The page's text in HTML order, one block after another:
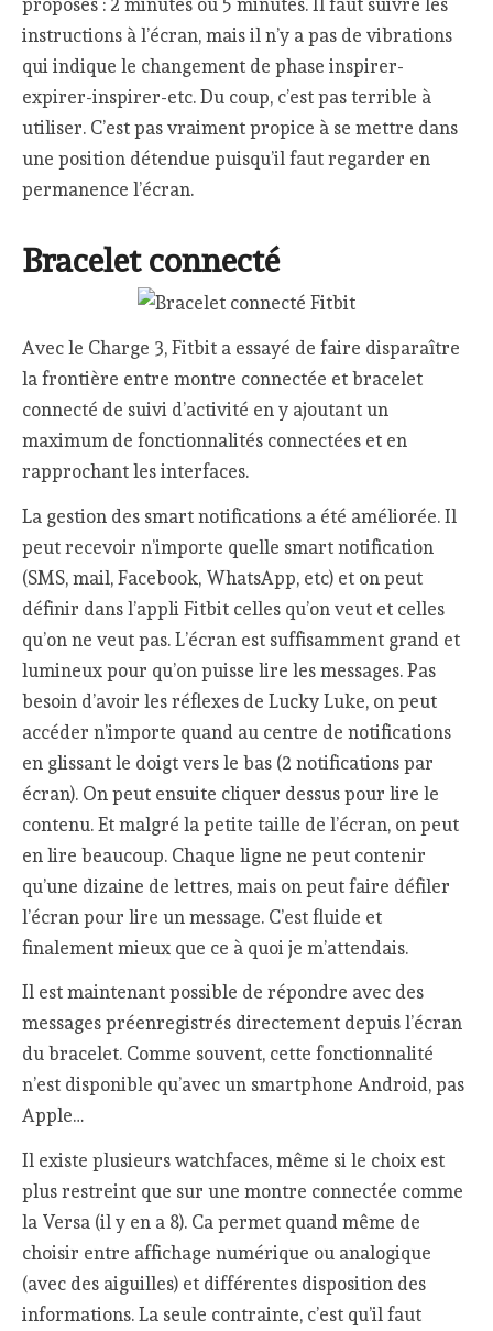
proposés : 2 minutes ou 5 minutes. Il faut suivre les
instructions à l’écran, mais il n’y a pas de vibrations
qui indique le changement de phase inspirer-
expirer-inspirer-etc. Du coup, c’est pas terrible à
utiliser. C’est pas vraiment propice à se mettre dans
une position détendue puisqu’il faut regarder en
permanence l’écran.
Bracelet connecté
Avec le Charge 3, Fitbit a essayé de faire disparaître
la frontière entre montre connectée et bracelet
connecté de suivi d’activité en y ajoutant un
maximum de fonctionnalités connectées et en
rapprochant les interfaces.
La gestion des smart notifications a été améliorée. Il
peut recevoir n’importe quelle smart notification
(SMS, mail, Facebook, WhatsApp, etc) et on peut
définir dans l’appli Fitbit celles qu’on veut et celles
qu’on ne veut pas. L’écran est suffisamment grand et
lumineux pour qu’on puisse lire les messages. Pas
besoin d’avoir les réflexes de Lucky Luke, on peut
accéder n’importe quand au centre de notifications
en glissant le doigt vers le bas (2 notifications par
écran). On peut ensuite cliquer dessus pour lire le
contenu. Et malgré la petite taille de l’écran, on peut
en lire beaucoup. Chaque ligne ne peut contenir
qu’une dizaine de lettres, mais on peut faire défiler
l’écran pour lire un message. C’est fluide et
finalement mieux que ce à quoi je m’attendais.
Il est maintenant possible de répondre avec des
messages préenregistrés directement depuis l’écran
du bracelet. Comme souvent, cette fonctionnalité
n’est disponible qu’avec un smartphone Android, pas
Apple…
Il existe plusieurs watchfaces, même si le choix est
plus restreint que sur une montre connectée comme
la Versa (il y en a 8). Ca permet quand même de
choisir entre affichage numérique ou analogique
(avec des aiguilles) et différentes disposition des
informations. La seule contrainte, c’est qu’il faut